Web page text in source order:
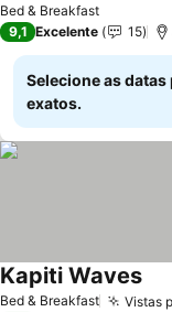
Bed & Breakfast
9,1 Excelente 15
Selecione as
exatos.
Bed & Breakfast Vistas
Kapiti Waves